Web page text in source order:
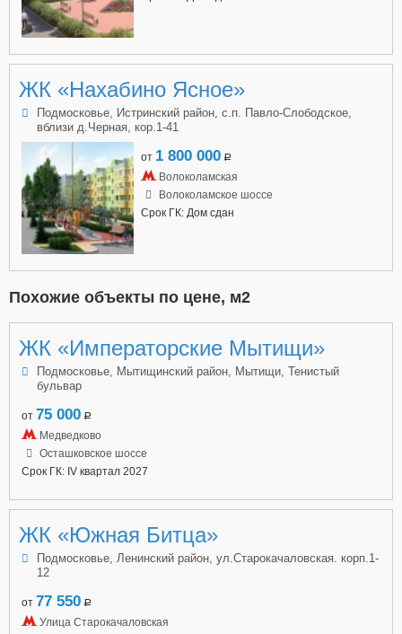
ЖК «Нахабино Ясное»
Подмосковье, Истринский район, с.п. Павло-Слободское,
вблизи д.Черная, кор.1-41
от 1 800 000 a
Волоколамская
Волоколамское шоссе
Срок ГК: Дом сдан
Похожие объекты по цене, м2
ЖК «Императорские Мытищи»
Подмосковье, Мытищинский район, Мытищи, Тенистый
бульвар
от 75 000 a
Медведково
Осташковское шоссе
Срок ГК: IV квартал 2027
ЖК «Южная Битца»
Подмосковье, Ленинский район, ул.Старокачаловская. корп.1-
12
от 77 550 a
Улица Старокачаловская